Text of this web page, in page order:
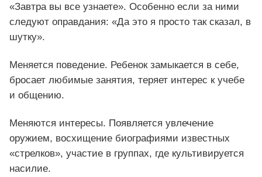
«Завтра вы все узнаете». Особенно если за ними
следуют оправдания: «Да это я просто так сказал, в
шутку».
Меняется поведение. Ребенок замыкается в себе,
бросает любимые занятия, теряет интерес к учебе
и общению.
Меняются интересы. Появляется увлечение
оружием, восхищение биографиями известных
«стрелков», участие в группах, где культивируется
насилие.